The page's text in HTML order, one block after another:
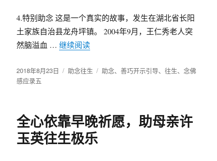
4.特别助念 这是一个真实的故事，发生在湖北省长阳
土家族自治县龙舟坪镇。 2004年9月，王仁秀老人突
然脑溢血 …继续阅读
发
布
2018年8月23日
分
助念往生
标
助念、善巧开示引导、往生、念佛
感应录五
全心依靠早晚祈愿，助母亲许
玉英往生极乐